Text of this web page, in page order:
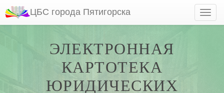
ЦБС города Пятигорска
ЭЛЕКТРОННАЯ
КАРТОТЕКА
ЮРИДИЧЕСКИХ